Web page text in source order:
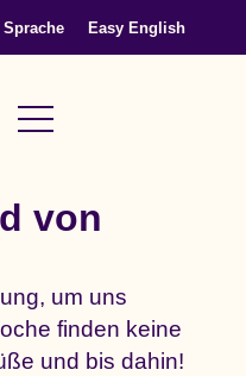
Sprache Easy English
von
um uns
finden keine
und bis dahin!